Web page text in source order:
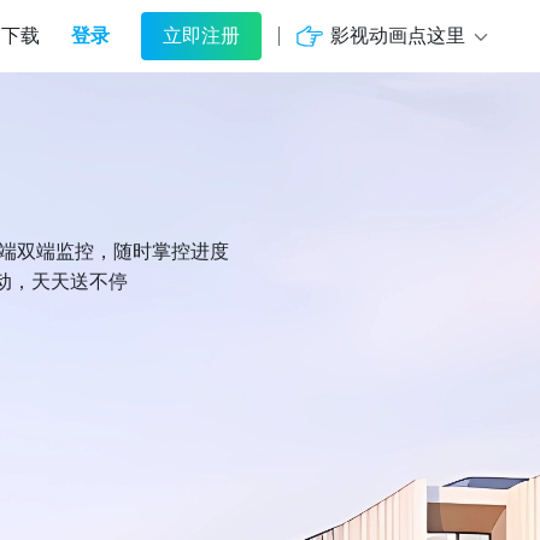
下载 登录 立即注册 影视动画点这里
双端监控，随时掌控进度
，天天送不停